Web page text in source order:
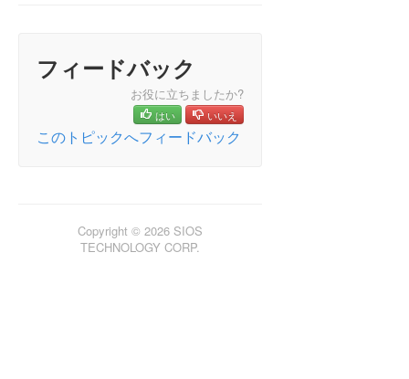
GUI による管理作業
リソース階層に関連する作業
リソース階層の作成
リソース階層の拡張
ボリュームリソース階層の拡張
フィードバック
お役に立ちましたか?
はい いいえ
このトピックへフィードバック
Copyright © 2026 SIOS
TECHNOLOGY CORP.